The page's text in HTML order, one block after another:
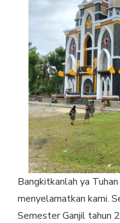
Bangkitkanlah ya
menyelamatkan kami.
Semester Ganjil tahun